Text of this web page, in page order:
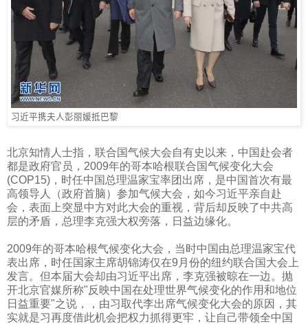
习近平携夫人彭丽媛抵巴黎
北京知情人士指，联合国气候大会自有史以来，中国赴会者
都是政府官员， 2009年的哥本哈根联合国气候变化大会
(COP15) ，时任中国总理温家宝率团出席，是中国首次有最
高领导人（政府首脑）参加气候大会，如今习近平亲自赴
会，表面上突显中方对此大会的重视，背后却反映了中共高
层的矛盾，总理李克强大权旁落，日益边缘化。
2009年的哥本哈根气候变化大会，当时中国由总理温家宝代
表出席，时任国家主席胡锦涛仅在9 月份的纽约联合国大会上
发言。但本届大会却由习近平出席，李克强被晾在一边。抛
开北京官媒所称"反映中国在处理世界气候变化的作用和地位
日益重要"之说，，由习取代李出席气候变化大会的原因，其
实就是习再度借此机会把权力抓得更牢，让自己带领全中国